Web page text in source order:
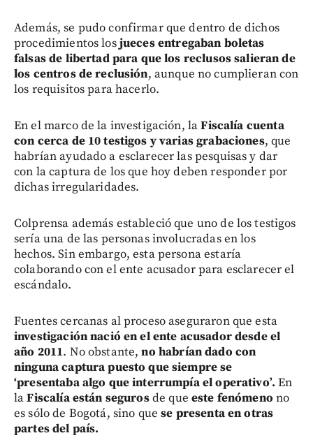
Además, se pudo confirmar que dentro de dichos
procedimientos losjueces entregaban boletas
falsas de libertad para que los reclusos salieran de
los centros de reclusión, aunque no cumplieran con
los requisitos para hacerlo.
En el marco de la investigación, laFiscalía cuenta
con cerca de 10 testigos y varias grabaciones, que
habrían ayudado a esclarecer las pesquisas y dar
con la captura de los que hoy deben responder por
dichas irregularidades.
Colprensa además estableció que uno de los testigos
sería una de las personas involucradas en los
hechos. Sin embargo, esta persona estaría
colaborando con el ente acusador para esclarecer el
escándalo.
Fuentes cercanas al proceso aseguraron que esta
investigación nació en el ente acusador desde el
año 2011. No obstante,no habrían dado con
ninguna captura puesto que siempre se
‘presentaba algo que interrumpía el operativo’. En
laFiscalía están segurosde que este fenómeno no
es sólo de Bogotá, sino quese presenta en otras
partes del país.